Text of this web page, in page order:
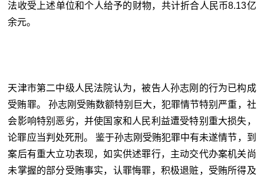
法收受上述单位和个人给予的财物，共计折合人民币8.13亿
余元。
天津市第二中级人民法院认为，被告人孙志刚的行为已构成
受贿罪。 孙志刚受贿数额特别巨大，犯罪情节特别严重，社
会影响特别恶劣，并使国家和人民利益遭受特别重大损失，
论罪应当判处死刑。 鉴于孙志刚受贿犯罪中有未遂情节，到
案后有重大立功表现，如实供述罪行，主动交代办案机关尚
未掌握的部分受贿事实，认罪悔罪，积极退赃，受贿所得及